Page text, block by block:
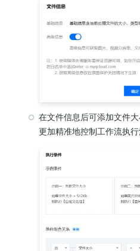
在文件信息后可添加文件
更加精准地控制工作流执行